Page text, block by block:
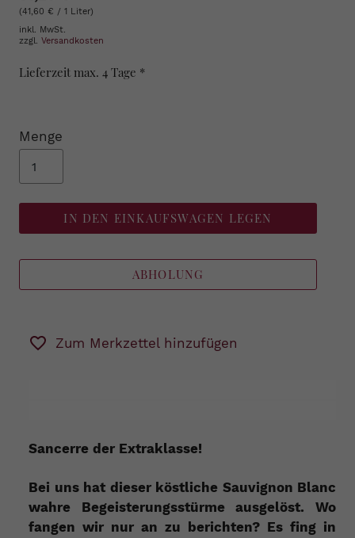
(41,60 € / 1 Liter)
inkl. MwSt.
zzgl. Versandkosten
Lieferzeit max. 4 Tage *
Menge
IN DEN EINKAUFSWAGEN LEGEN
ABHOLUNG
Zum Merkzettel hinzufügen
Sancerre der Extraklasse!
Bei uns hat dieser köstliche Sauvignon Blanc
wahre Begeisterungsstürme ausgelöst. Wo
fangen wir nur an zu berichten? Es fing in